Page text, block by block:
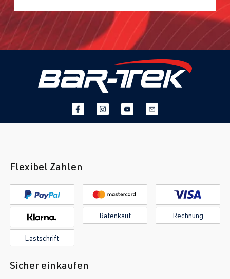
Flexibel Zahlen
Ratenkauf Rechnung
Lastschrift
Sicher einkaufen